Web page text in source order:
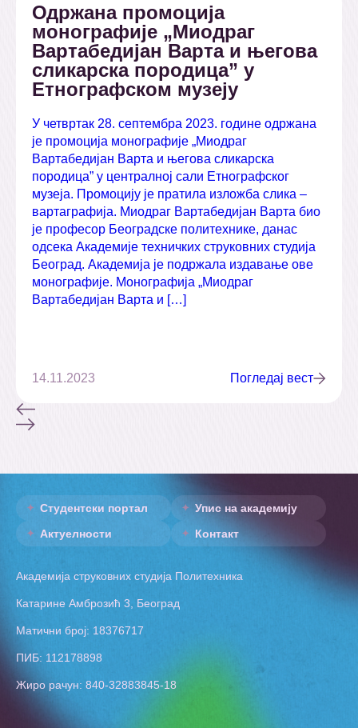
Одржана промоција
монографије „Миодраг
Вартабедијан Варта и његова
сликарска породица” у
Етнографском музеју
У четвртак 28. септембра 2023. године одржана
је промоција монографије „Миодраг
Вартабедијан Варта и његова сликарска
породица” у централној сали Етнографског
музеја. Промоцију је пратила изложба слика –
вартаграфија. Миодраг Вартабедијан Варта био
је професор Београдске политехнике, данас
одсека Академије техничких струковних студија
Београд. Академија је подржала издавање ове
монографије. Монографија „Миодраг
Вартабедијан Варта и […]
14.11.2023 Погледај вест
Студентски портал
Упис на академију
Актуелности
Контакт
Академија струковних студија Политехника
Катарине Амброзић 3, Београд
Матични број: 18376717
ПИБ: 112178898
Жиро рачун: 840-32883845-18